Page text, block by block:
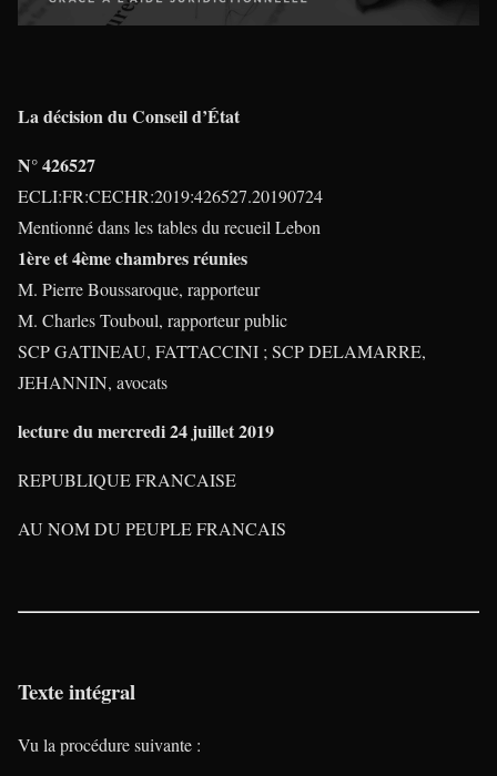
La décision du Conseil d’État
N° 426527
ECLI:FR:CECHR:2019:426527.20190724
Mentionné dans les tables du recueil Lebon
1ère et 4ème chambres réunies
M. Pierre Boussaroque, rapporteur
M. Charles Touboul, rapporteur public
SCP GATINEAU, FATTACCINI ; SCP DELAMARRE,
JEHANNIN, avocats
lecture du mercredi 24 juillet 2019
REPUBLIQUE FRANCAISE
AU NOM DU PEUPLE FRANCAIS
Texte intégral
Vu la procédure suivante :